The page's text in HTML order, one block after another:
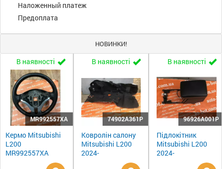
Наложенный платеж
Предоплата
НОВИНКИ!
В наявності
MR992557XA
Кермо Mitsubishi
L200
MR992557XA
В наявності
74902A361P
Ковролін салону
Mitsubishi L200
2024-
В наявності
96926A001P
Підлокітник
Mitsubishi L200
2024-